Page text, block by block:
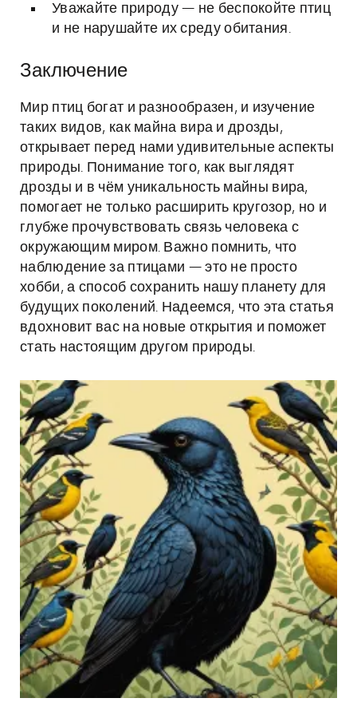
Уважайте природу — не беспокойте птиц
и не нарушайте их среду обитания.
Заключение
Мир птиц богат и разнообразен, и изучение
таких видов, как майна вира и дрозды,
открывает перед нами удивительные аспекты
природы. Понимание того, как выглядят
дрозды и в чём уникальность майны вира,
помогает не только расширить кругозор, но и
глубже прочувствовать связь человека с
окружающим миром. Важно помнить, что
наблюдение за птицами — это не просто
хобби, а способ сохранить нашу планету для
будущих поколений. Надеемся, что эта статья
вдохновит вас на новые открытия и поможет
стать настоящим другом природы.